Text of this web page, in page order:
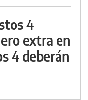
4
extra en
4 deberán